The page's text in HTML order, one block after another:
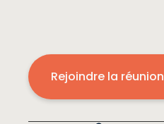
Rejoindre la réunion